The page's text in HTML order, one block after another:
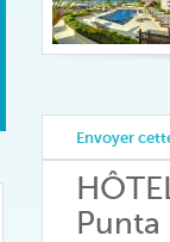
Envoyer